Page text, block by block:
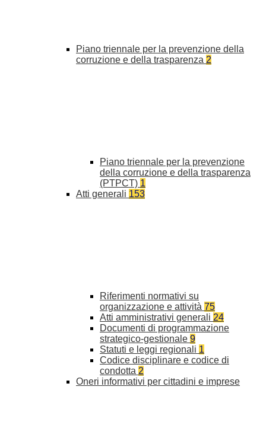
Piano triennale per la prevenzione della
corruzione e della trasparenza 2
Piano triennale per la prevenzione
della corruzione e della trasparenza
(PTPCT) 1
Atti generali 153
Riferimenti normativi su
organizzazione e attività 75
Atti amministrativi generali 24
Documenti di programmazione
strategico-gestionale 9
Statuti e leggi regionali 1
Codice disciplinare e codice di
condotta 2
Oneri informativi per cittadini e imprese